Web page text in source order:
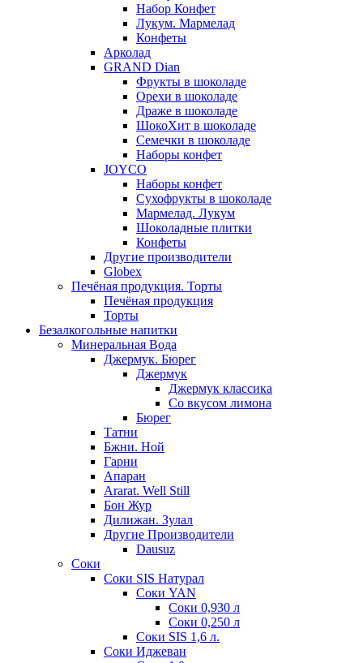
Набор Конфет
Лукум. Мармелад
Конфеты
Арколад
GRAND Dian
Фрукты в шоколаде
Орехи в шоколаде
Драже в шоколаде
ШокоХит в шоколаде
Семечки в шоколаде
Наборы конфет
JOYCO
Наборы конфет
Сухофрукты в шоколаде
Мармелад. Лукум
Шоколадные плитки
Конфеты
Другие производители
Globex
Печёная продукция. Торты
Печёная продукция
Торты
Безалкогольные напитки
Минеральная Вода
Джермук. Бюрег
Джермук
Джермук классика
Со вкусом лимона
Бюрег
Татни
Бжни. Ной
Гарни
Апаран
Ararat. Well Still
Бон Жур
Дилижан. Зулал
Другие Производители
Dausuz
Соки
Соки SIS Натурал
Соки YAN
Соки 0,930 л
Соки 0,250 л
Соки SIS 1,6 л.
Соки Иджеван